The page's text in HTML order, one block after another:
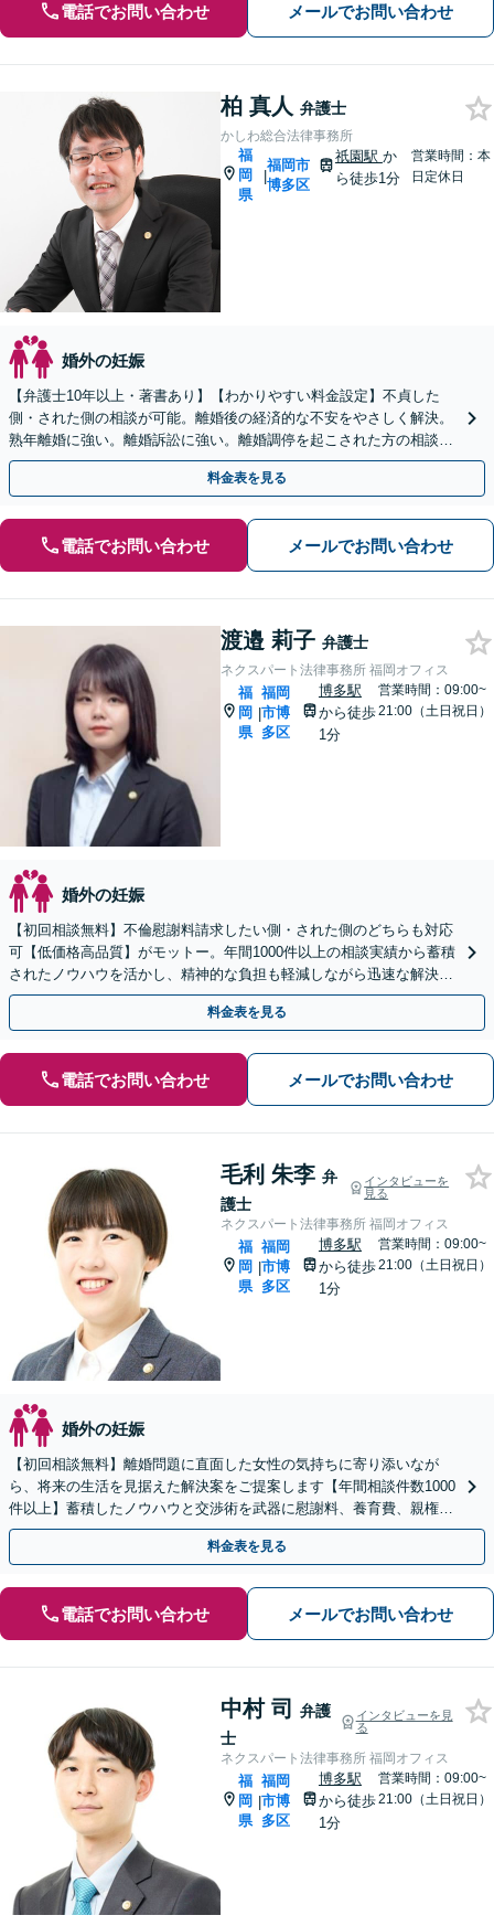
電話でお問い合わせ メールでお問い合わせ
柏 真人 弁護士
かしわ総合法律事務所
福
岡
県
|
福岡市
博多区
祇園駅 か
ら徒歩1分
営業時間：本
日定休日
婚外の妊娠
【弁護士10年以上・著書あり】【わかりやすい料金設定】不貞した
側・された側の相談が可能。離婚後の経済的な不安をやさしく解決。
熟年離婚に強い。離婚訴訟に強い。離婚調停を起こされた方の相談に
も対応しています。
料金表を見る
電話でお問い合わせ メールでお問い合わせ
渡邉 莉子 弁護士
ネクスパート法律事務所 福岡オフィス
福
岡
県
|
福岡
市博
多区
博多駅
から徒歩
1分
営業時間：09:00~
21:00（土日祝日）
婚外の妊娠
【初回相談無料】不倫慰謝料請求したい側・された側のどちらも対応
可【低価格高品質】がモットー。年間1000件以上の相談実績から蓄積
されたノウハウを活かし、精神的な負担も軽減しながら迅速な解決を
目指します。【休日・夜間相談あり】【ビデオ面談可】
料金表を見る
電話でお問い合わせ メールでお問い合わせ
毛利 朱李 弁
護士
インタビューを
見る
ネクスパート法律事務所 福岡オフィス
福
岡
県
|
福岡
市博
多区
博多駅
から徒歩
1分
営業時間：09:00~
21:00（土日祝日）
婚外の妊娠
【初回相談無料】離婚問題に直面した女性の気持ちに寄り添いなが
ら、将来の生活を見据えた解決案をご提案します【年間相談件数1000
件以上】蓄積したノウハウと交渉術を武器に慰謝料、養育費、親権な
どの獲得を目指します【夜間・休日面談可】
料金表を見る
電話でお問い合わせ メールでお問い合わせ
中村 司
弁護
士
インタビューを見
る
ネクスパート法律事務所 福岡オフィス
福
岡
県
|
福岡
市博
多区
博多駅
から徒歩
1分
営業時間：09:00~
21:00（土日祝日）